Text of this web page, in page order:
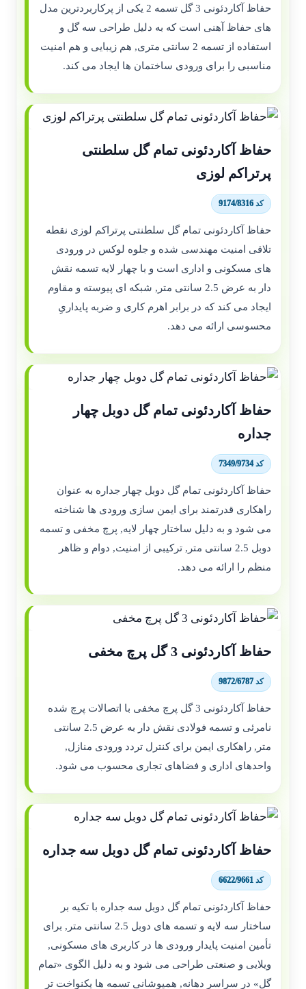
حفاظ آکاردئونی 3 گل تسمه 2 یکی از پرکاربردترین مدل
های حفاظ آهنی است که به دلیل طراحی سه گل و
استفاده از تسمه 2 سانتی متری, هم زیبایی و هم امنیت
مناسبی را برای ورودی ساختمان ها ایجاد می کند.
حفاظ آکاردئونی تمام گل سلطنتی
پرتراکم لوزی
کد 9174/8316
حفاظ آکاردئونی تمام گل سلطنتی پرتراکم لوزی نقطه
تلاقی امنیت مهندسی شده و جلوه لوکس در ورودی
های مسکونی و اداری است و با چهار لایه تسمه نقش
دار به عرض 2.5 سانتی متر, شبکه ای پیوسته و مقاوم
ایجاد می کند که در برابر اهرم کاری و ضربه پایداریِ
محسوسی ارائه می دهد.
حفاظ آکاردئونی تمام گل دوبل چهار
جداره
کد 7349/9734
حفاظ آکاردئونی تمام گل دوبل چهار جداره به عنوان
راهکاری قدرتمند برای ایمن سازی ورودی ها شناخته
می شود و به دلیل ساختار چهار لایه, پرچ مخفی و تسمه
دوبل 2.5 سانتی متر, ترکیبی از امنیت, دوام و ظاهر
منظم را ارائه می دهد.
حفاظ آکاردئونی 3 گل پرچ مخفی
کد 9872/6787
حفاظ آکاردئونی 3 گل پرچ مخفی با اتصالات پرچ شده
نامرئی و تسمه فولادی نقش دار به عرض 2.5 سانتی
متر, راهکاری ایمن برای کنترل تردد ورودی منازل,
واحدهای اداری و فضاهای تجاری محسوب می شود.
حفاظ آکاردئونی تمام گل دوبل سه جداره
کد 6622/9661
حفاظ آکاردئونی تمام گل دوبل سه جداره با تکیه بر
ساختار سه لایه و تسمه های دوبل 2.5 سانتی متر, برای
تأمین امنیت پایدار ورودی ها در کاربری های مسکونی,
ویلایی و صنعتی طراحی می شود و به دلیل الگوی «تمام
گل» در سراسر دهانه, همپوشانی تسمه ها یکنواخت تر